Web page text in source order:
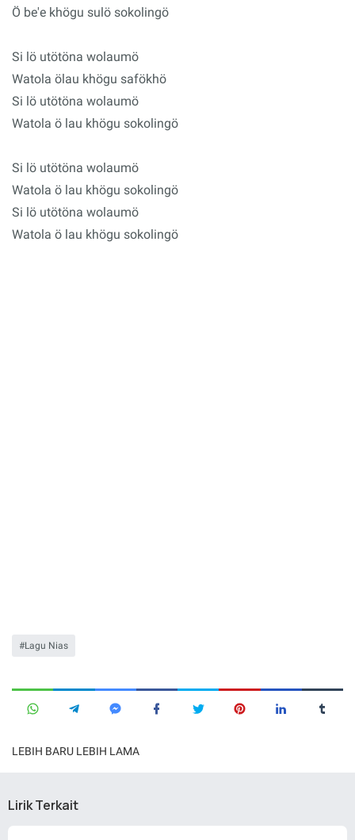
Ö be'e khögu sulö sokolingö
Si lö utötöna wolaumö
Watola ölau khögu safökhö
Si lö utötöna wolaumö
Watola ö lau khögu sokolingö
Si lö utötöna wolaumö
Watola ö lau khögu sokolingö
Si lö utötöna wolaumö
Watola ö lau khögu sokolingö
Lagu Nias
LEBIH BARU LEBIH LAMA
Lirik Terkait